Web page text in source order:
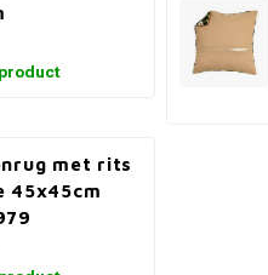
met rits
45x45cm